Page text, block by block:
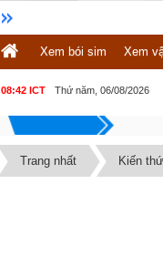
Xem bói sim Xem
08:42 ICT Thứ năm, 06/08/2026
Trang nhất Kiến